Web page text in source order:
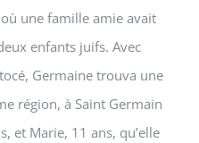
une famille amie avait
enfants juifs. Avec
Germaine trouva une
région, à Saint Germain
et Marie, 11 ans, qu’elle